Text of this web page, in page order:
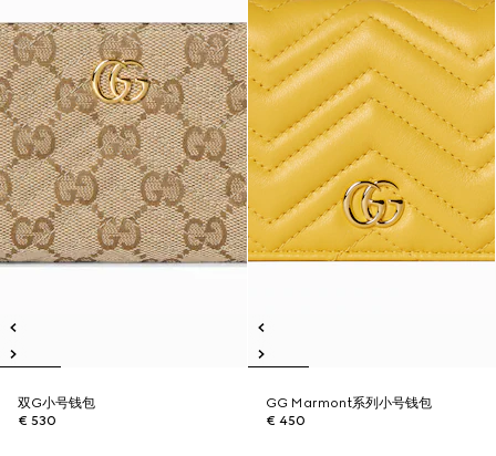
双G小号钱包
€ 530
GG Marmont系列小号钱包
€ 450